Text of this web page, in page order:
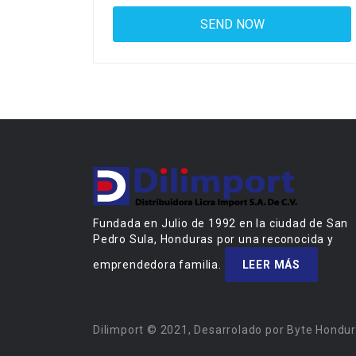
Fundada en Julio de 1992 en la ciudad de San
Pedro Sula, Honduras por una reconocida y
emprendedora familia.
LEER MÁS
Dilimport © 2021, Desarrolado por Byte